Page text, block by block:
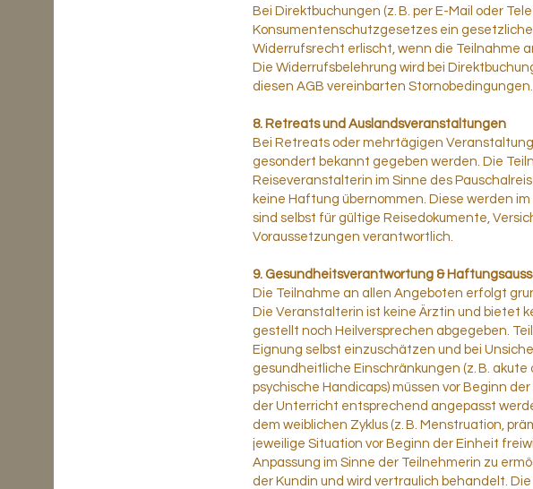
Bei Direktbuchungen (z. B. per E-Mail oder
Konsumentenschutzgesetzes ein
Widerrufsrecht erlischt, wenn die Teilnahme
Die Widerrufsbelehrung wird bei
diesen AGB vereinbarten Stornobedingungen.
8. Retreats und Auslandsveranstaltungen
Bei Retreats oder mehrtägigen
gesondert bekannt gegeben werden. Die
Reiseveranstalterin im Sinne des
keine Haftung übernommen. Diese werden
sind selbst für gültige Reisedokumente,
Voraussetzungen verantwortlich.
9. Gesundheitsverantwortung &
Die Teilnahme an allen Angeboten erfolgt
Die Veranstalterin ist keine Ärztin und bietet
gestellt noch Heilversprechen abgegeben.
Eignung selbst einzuschätzen und bei
gesundheitliche Einschränkungen (z. B.
psychische Handicaps) müssen vor Beginn
der Unterricht entsprechend angepasst
dem weiblichen Zyklus (z. B. Menstruation,
jeweilige Situation vor Beginn der Einheit
Anpassung im Sinne der Teilnehmerin zu
der Kundin und wird vertraulich behandelt.